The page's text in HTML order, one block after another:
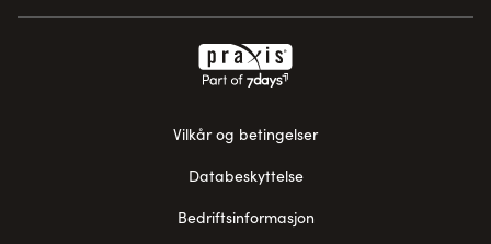
Vilkår og betingelser
Databeskyttelse
Bedriftsinformasjon